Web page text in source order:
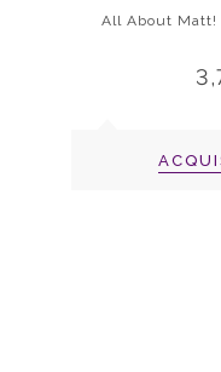
All About Matt!